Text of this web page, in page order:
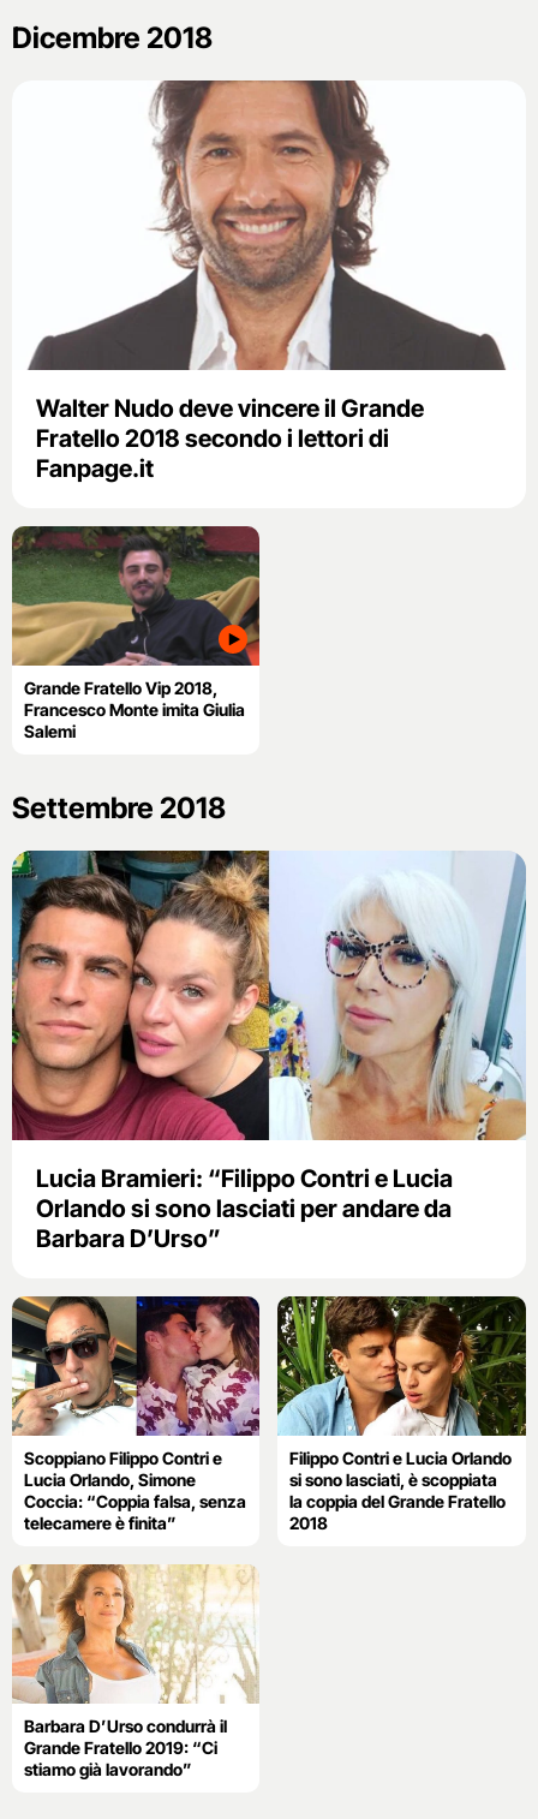
Dicembre 2018
Walter Nudo deve vincere il Grande
Fratello 2018 secondo i lettori di
Fanpage.it
Grande Fratello Vip 2018,
Francesco Monte imita Giulia
Salemi
Settembre 2018
Lucia Bramieri: “Filippo Contri e Lucia
Orlando si sono lasciati per andare da
Barbara D’Urso”
Scoppiano Filippo Contri e
Lucia Orlando, Simone
Coccia: “Coppia falsa, senza
telecamere è finita”
Filippo Contri e Lucia Orlando
si sono lasciati, è scoppiata
la coppia del Grande Fratello
2018
Barbara D’Urso condurrà il
Grande Fratello 2019: “Ci
stiamo già lavorando”